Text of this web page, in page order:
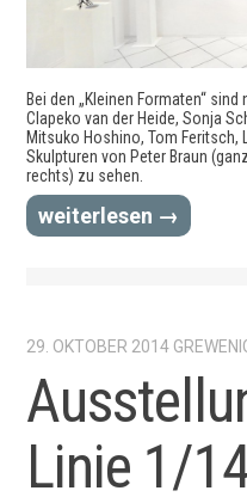
Bei den „Kleinen Formaten“ sind
Clapeko van der Heide, Sonja
Mitsuko Hoshino, Tom Feritsch,
Skulpturen von Peter Braun
rechts) zu sehen.
weiterlesen →
29. OKTOBER 2014
Linie 1/